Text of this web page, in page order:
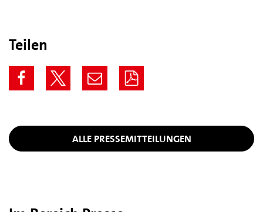
Teilen
ALLE PRESSEMITTEILUNGEN